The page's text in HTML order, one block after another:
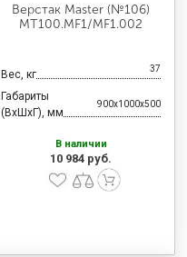
Верстак Master (№106)
MT100.MF1/MF1.002
Вес, кг 37
Габариты
(ВхШхГ), мм
900x1000x500
В наличии
10 984 руб.